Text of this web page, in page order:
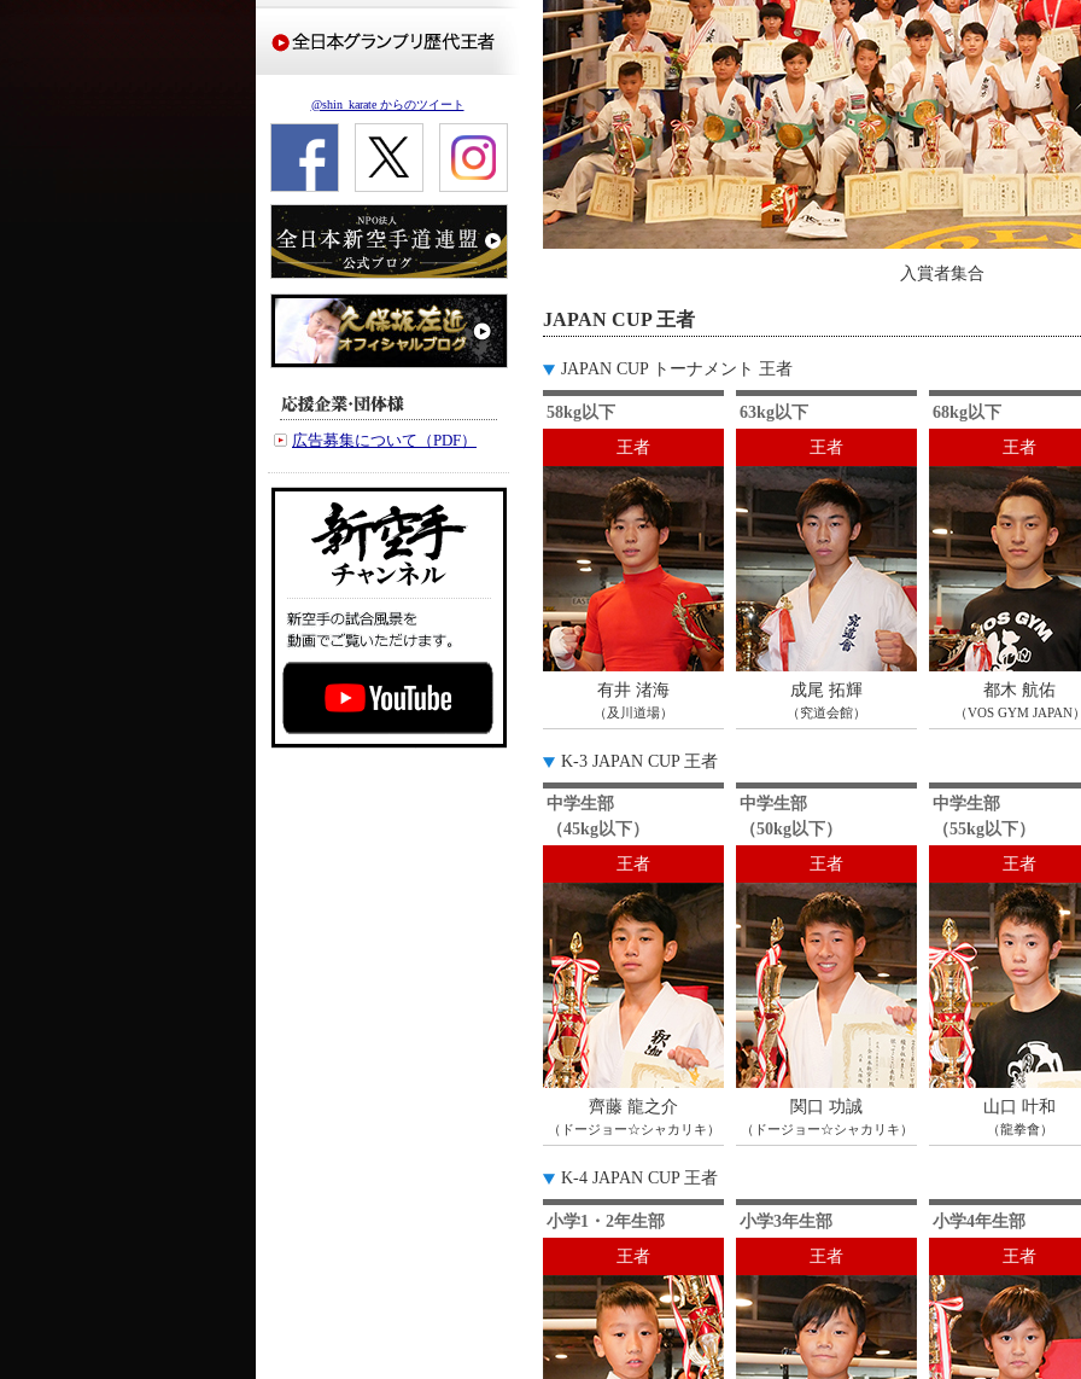
入賞者集合
JAPAN CUP 王者
JAPAN CUP トーナメント 王者
58kg以下
王者
有井 渚海
（及川道場）
63kg以下
王者
成尾 拓輝
（究道会館）
68kg以下
王者
都木 航佑
（VOS GYM JAPAN
K-3 JAPAN CUP 王者
中学生部
（45kg以下）
王者
齊藤 龍之介
（ドージョー☆シャカリキ）
中学生部
（50kg以下）
王者
関口 功誠
（ドージョー☆シャカリキ）
中学生部
（55kg以下）
王者
山口 叶和
（龍拳會）
K-4 JAPAN CUP 王者
小学1・2年生部
王者
小学3年生部
王者
小学4年生部
王者
@shin_karate からのツイート
広告募集について（PDF）